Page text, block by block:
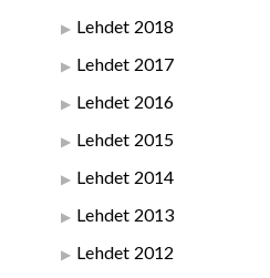
Lehdet 2018
Lehdet 2017
Lehdet 2016
Lehdet 2015
Lehdet 2014
Lehdet 2013
Lehdet 2012